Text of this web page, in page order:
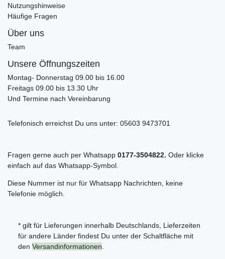
Nutzungshinweise
Häufige Fragen
Über uns
Team
Unsere Öffnungszeiten
Montag- Donnerstag 09.00 bis 16.00
Freitags 09.00 bis 13.30 Uhr
Und Termine nach Vereinbarung
Telefonisch erreichst Du uns unter: 05603 9473701
Fragen gerne auch per Whatsapp 0177-3504822. Oder klicke
einfach auf das Whatsapp-Symbol.
Diese Nummer ist nur für Whatsapp Nachrichten, keine
Telefonie möglich.
* gilt für Lieferungen innerhalb Deutschlands, Lieferzeiten
für andere Länder findest Du unter der Schaltfläche mit
den Versandinformationen.